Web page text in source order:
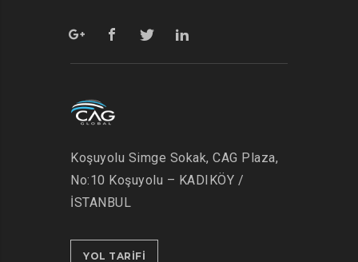
Koşuyolu Simge Sokak, CAG Plaza,
No:10 Koşuyolu – KADIKÖY /
İSTANBUL
YOL TARİFİ